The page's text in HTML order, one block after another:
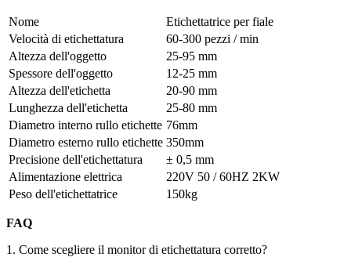
Nome
Etichettatrice per fiale
Velocità di etichettatura
60-300 pezzi / min
Altezza dell'oggetto
25-95 mm
Spessore dell'oggetto
12-25 mm
Altezza dell'etichetta
20-90 mm
Lunghezza dell'etichetta
25-80 mm
Diametro interno rullo etichette 76mm
Diametro esterno rullo etichette 350mm
Precisione dell'etichettatura
± 0,5 mm
Alimentazione elettrica
220V 50 / 60HZ 2KW
Peso dell'etichettatrice
150kg
FAQ
1. Come scegliere il monitor di etichettatura corretto?